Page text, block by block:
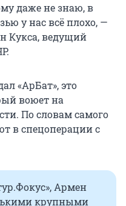
даже не знаю, в
у нас всё плохо, —
Кукса, ведущий
«АрБат», это
воюет на
По словам самого
в спецоперации с
Армен
крупными